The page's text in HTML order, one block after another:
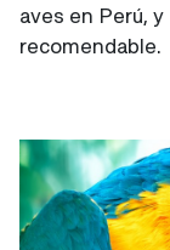
aves en Perú,
recomendable.